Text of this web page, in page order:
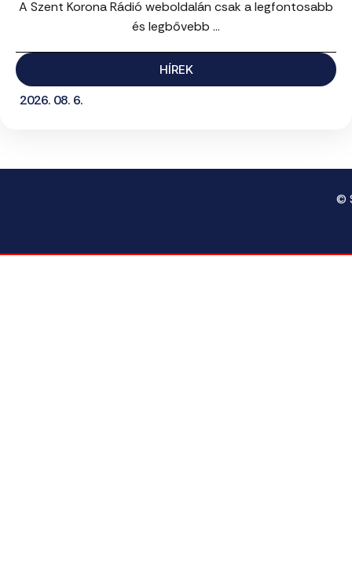
A Szent Korona Rádió weboldalán csak a legfontosabb
és legbővebb ...
HÍREK
2026. 08. 6.
©